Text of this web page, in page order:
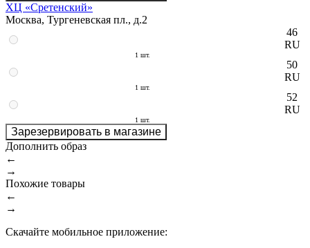
ХЦ «Сретенский»
Москва, Тургеневская пл., д.2
46
RU
1 шт.
50
RU
1 шт.
52
RU
1 шт.
Зарезервировать в магазине
Дополнить образ
←
→
Похожие товары
←
→
Скачайте мобильное приложение: